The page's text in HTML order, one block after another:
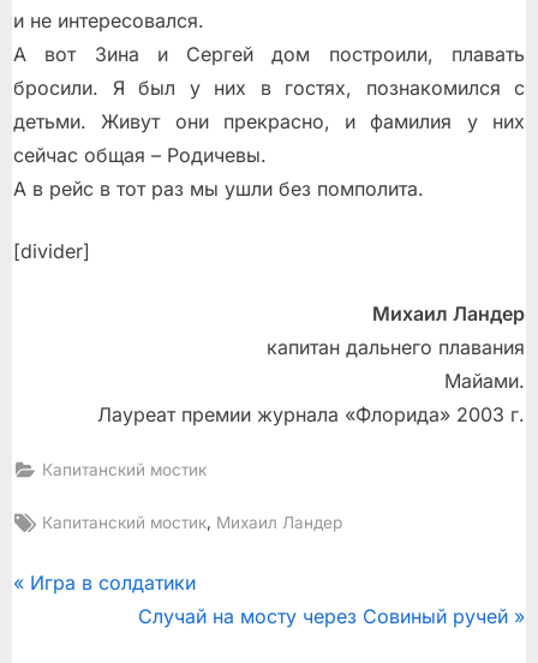
и не интересовался.
А вот Зина и Сергей дом построили, плавать
бросили. Я был у них в гостях, познакомился с
детьми. Живут они прекрасно, и фамилия у них
сейчас общая – Родичевы.
А в рейс в тот раз мы ушли без помполита.
[divider]
Михаил Ландер
кaпитaн дaльнeгo плaвaния
Maйaми.
Лaурeaт прeмии журнaлa «Флoридa» 2003 г.
Капитанский мостик
Tags:
Капитанский мостик, Михаил Ландер
Post
navigation
P
Игра в солдатики
N
Случай на мосту через Совиный ручей